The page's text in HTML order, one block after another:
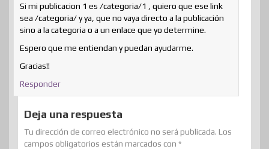
Si mi publicacion 1 es /categoria/1 , quiero que ese link
sea /categoria/ y ya, que no vaya directo a la publicación
sino a la categoria o a un enlace que yo determine.
Espero que me entiendan y puedan ayudarme.
Gracias!!
Responder
Deja una respuesta
Tu dirección de correo electrónico no será publicada. Los
campos obligatorios están marcados con *